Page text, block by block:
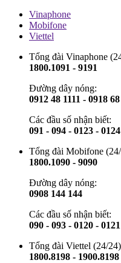
Vinaphone
Mobifone
Viettel
Tổng đài Vinaphone
1800.1091 - 9191
Đường dây nóng:
0912 48 1111 - 0918
Các đầu số nhận biết:
091 - 094 - 0123 -
Tổng đài Mobifone
1800.1090 - 9090
Đường dây nóng:
0908 144 144
Các đầu số nhận biết:
090 - 093 - 0120 -
Tổng đài Viettel (24/
1800.8198 - 1900.8198